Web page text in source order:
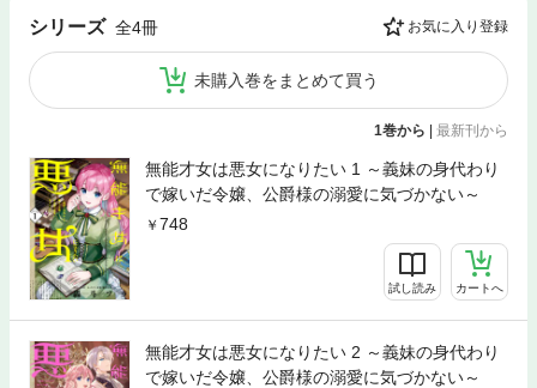
シリーズ 全4冊 お気に入り登録
未購入巻をまとめて買う
1巻から | 最新刊から
無能才女は悪女になりたい 1 ～義妹の身代わり
で嫁いだ令嬢、公爵様の溺愛に気づかない～
748
試し読み カートへ
無能才女は悪女になりたい 2 ～義妹の身代わり
で嫁いだ令嬢、公爵様の溺愛に気づかない～